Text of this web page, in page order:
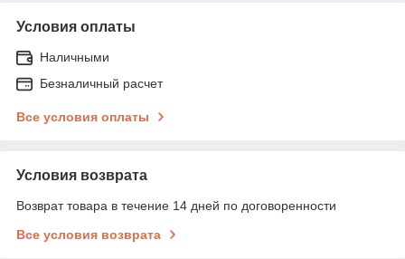
Условия оплаты
Наличными
Безналичный расчет
Все условия оплаты
Условия возврата
Возврат товара в течение 14 дней по договоренности
Все условия возврата